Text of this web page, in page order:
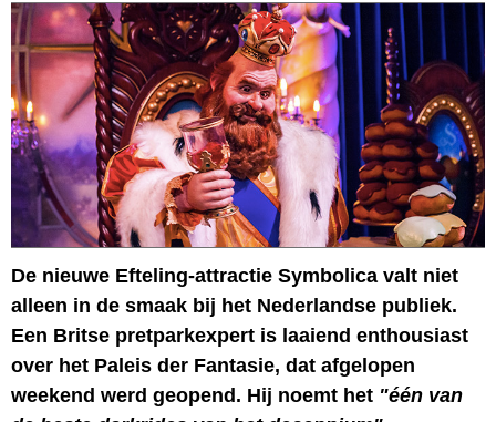
De nieuwe Efteling-attractie Symbolica valt niet
alleen in de smaak bij het Nederlandse publiek.
Een Britse pretparkexpert is laaiend enthousiast
over het Paleis der Fantasie, dat afgelopen
weekend werd geopend. Hij noemt het "één van